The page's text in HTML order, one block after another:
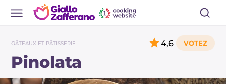
GÂTEAUX ET PÂTISSERIE
Pinolata
4,6